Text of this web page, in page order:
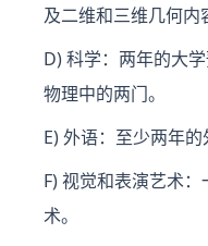
及二维和三维几何内
D) 科学：两年的大
物理中的两门。
E) 外语：至少两年的
F) 视觉和表演艺术
术。